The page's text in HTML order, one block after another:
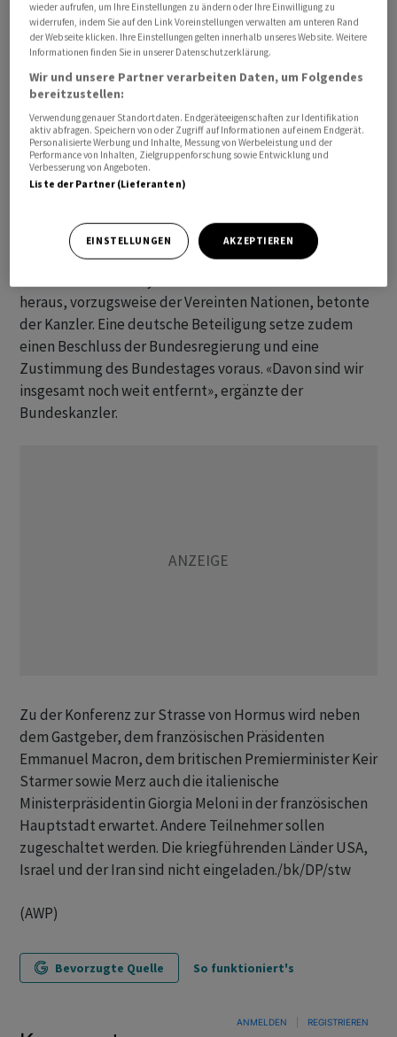
Auf die Frage, was er als konkretes deutsches Angebot
zur Beteiligung an einer internationalen
Sicherungsmission nach Paris mitbringen werde, sagte
Merz: «Ich kann und will dem Ergebnis nicht vorgreifen.»
abgestimmt, dass man grundsätzlich bereit sei, sich an
einer Absicherung der Durchfahrtswege zu beteiligen.
Voraussetzungen für eine deutsche Beteiligung
Das setze ein Ende der Kampfhandlungen und einen
jedenfalls vorläufigen Waffenstillstand sowie ein
heraus, vorzugsweise der Vereinten Nationen, betonte
der Kanzler. Eine deutsche Beteiligung setze zudem
einen Beschluss der Bundesregierung und eine
Zustimmung des Bundestages voraus. «Davon sind wir
insgesamt noch weit entfernt», ergänzte der
Bundeskanzler.
Zu der Konferenz zur Strasse von Hormus wird neben
dem Gastgeber, dem französischen Präsidenten
Emmanuel Macron, dem britischen Premierminister Keir
Starmer sowie Merz auch die italienische
Ministerpräsidentin Giorgia Meloni in der französischen
Hauptstadt erwartet. Andere Teilnehmer sollen
zugeschaltet werden. Die kriegführenden Länder USA,
Israel und der Iran sind nicht eingeladen./bk/DP/stw
(AWP)
Bevorzugte Quelle So funktioniert's
ANMELDEN REGISTRIEREN
wieder aufrufen, um Ihre Einstellungen zu ändern oder Ihre Einwilligung zu
widerrufen, indem Sie auf den Link Voreinstellungen verwalten am unteren Rand
der Webseite klicken. Ihre Einstellungen gelten innerhalb unseres Website. Weitere
Informationen finden Sie in unserer Datenschutzerklärung.
Wir und unsere Partner verarbeiten Daten, um Folgendes
bereitzustellen:
Verwendung genauer Standortdaten. Endgeräteeigenschaften zur Identifikation
aktiv abfragen. Speichern von oder Zugriff auf Informationen auf einem Endgerät.
Personalisierte Werbung und Inhalte, Messung von Werbeleistung und der
Performance von Inhalten, Zielgruppenforschung sowie Entwicklung und
Verbesserung von Angeboten.
Liste der Partner (Lieferanten)
EINSTELLUNGEN AKZEPTIEREN